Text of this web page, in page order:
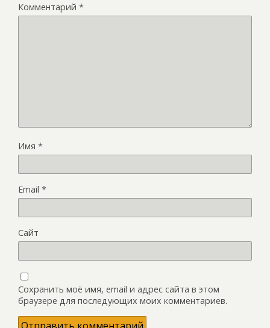
Комментарий *
Имя *
Email *
Сайт
Сохранить моё имя, email и адрес сайта в этом
браузере для последующих моих комментариев.